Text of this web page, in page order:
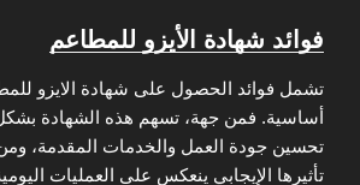
فوائد شهادة الأيزو للمطاعم
تشمل فوائد الحصول على شهادة الايزو
أساسية. فمن جهة، تسهم هذه الشهادة
تحسين جودة العمل والخدمات المقدمة،
تأثيرها الإيجابي ينعكس على العمليات